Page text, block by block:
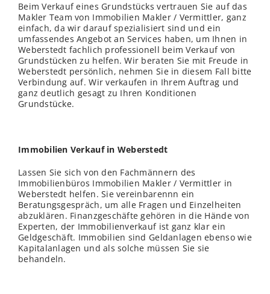
Beim Verkauf eines Grundstücks vertrauen Sie auf das
Makler Team von Immobilien Makler / Vermittler, ganz
einfach, da wir darauf spezialisiert sind und ein
umfassendes Angebot an Services haben, um Ihnen in
Weberstedt fachlich professionell beim Verkauf von
Grundstücken zu helfen. Wir beraten Sie mit Freude in
Weberstedt persönlich, nehmen Sie in diesem Fall bitte
Verbindung auf. Wir verkaufen in Ihrem Auftrag und
ganz deutlich gesagt zu Ihren Konditionen
Grundstücke.
Immobilien Verkauf in Weberstedt
Lassen Sie sich von den Fachmännern des
Immobilienbüros Immobilien Makler / Vermittler in
Weberstedt helfen. Sie vereinbarennn ein
Beratungsgespräch, um alle Fragen und Einzelheiten
abzuklären. Finanzgeschäfte gehören in die Hände von
Experten, der Immobilienverkauf ist ganz klar ein
Geldgeschäft. Immobilien sind Geldanlagen ebenso wie
Kapitalanlagen und als solche müssen Sie sie
behandeln.